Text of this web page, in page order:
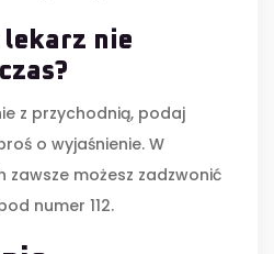
lekarz nie
z przychodnią, podaj
o wyjaśnienie. W
możesz zadzwonić
numer 112.